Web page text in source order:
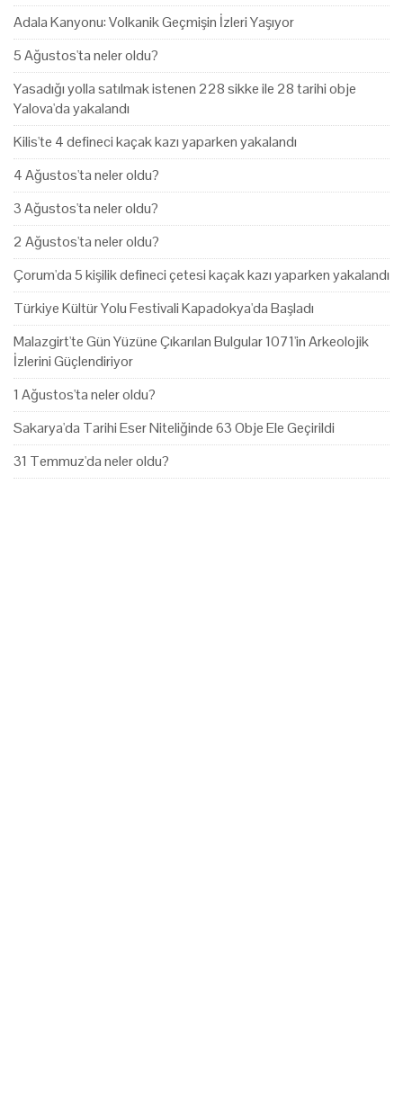
Adala Kanyonu: Volkanik Geçmişin İzleri Yaşıyor
5 Ağustos'ta neler oldu?
Yasadığı yolla satılmak istenen 228 sikke ile 28 tarihi obje
Yalova'da yakalandı
Kilis'te 4 defineci kaçak kazı yaparken yakalandı
4 Ağustos'ta neler oldu?
3 Ağustos'ta neler oldu?
2 Ağustos'ta neler oldu?
Çorum'da 5 kişilik defineci çetesi kaçak kazı yaparken yakalandı
Türkiye Kültür Yolu Festivali Kapadokya'da Başladı
Malazgirt'te Gün Yüzüne Çıkarılan Bulgular 1071'in Arkeolojik
İzlerini Güçlendiriyor
1 Ağustos'ta neler oldu?
Sakarya'da Tarihi Eser Niteliğinde 63 Obje Ele Geçirildi
31 Temmuz'da neler oldu?